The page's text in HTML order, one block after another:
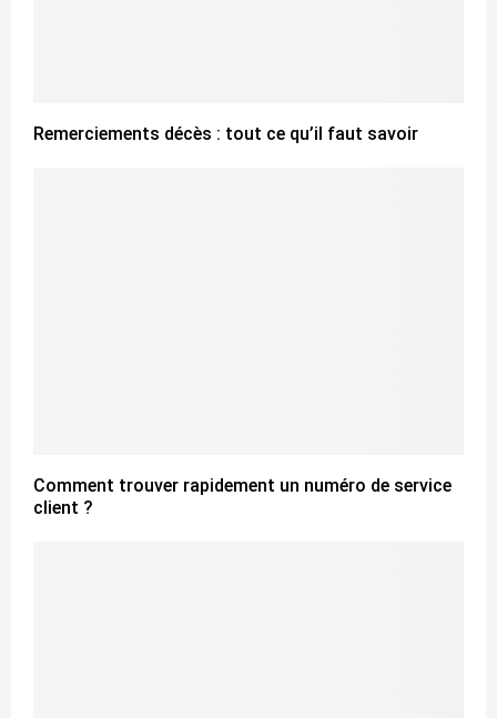
Remerciements décès : tout ce qu’il faut savoir
Comment trouver rapidement un numéro de service
client ?